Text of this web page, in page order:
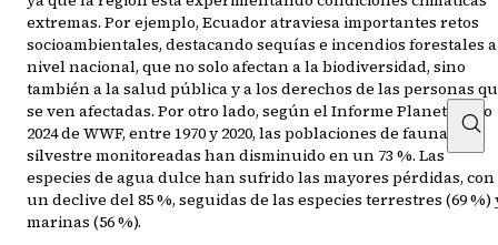
extremas. Por ejemplo, Ecuador atraviesa importantes retos
socioambientales, destacando sequías e incendios forestales a
nivel nacional, que no solo afectan a la biodiversidad, sino
también a la salud pública y a los derechos de las personas
se ven afectadas. Por otro lado, según el Informe Planeta Vivo
2024 de WWF, entre 1970 y 2020, las poblaciones de fauna
silvestre monitoreadas han disminuido en un 73 %. Las
especies de agua dulce han sufrido las mayores pérdidas, con
un declive del 85 %, seguidas de las especies terrestres (69 %)
marinas (56 %).